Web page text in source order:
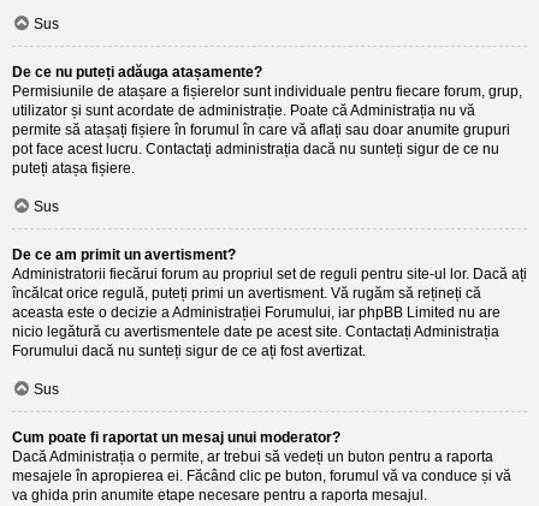
Sus
De ce nu puteți adăuga atașamente?
Permisiunile de atașare a fișierelor sunt individuale pentru fiecare forum, grup,
utilizator și sunt acordate de administrație. Poate că Administrația nu vă
permite să atașați fișiere în forumul în care vă aflați sau doar anumite grupuri
pot face acest lucru. Contactați administrația dacă nu sunteți sigur de ce nu
puteți atașa fișiere.
Sus
De ce am primit un avertisment?
Administratorii fiecărui forum au propriul set de reguli pentru site-ul lor. Dacă ați
încălcat orice regulă, puteți primi un avertisment. Vă rugăm să rețineți că
aceasta este o decizie a Administrației Forumului, iar phpBB Limited nu are
nicio legătură cu avertismentele date pe acest site. Contactați Administrația
Forumului dacă nu sunteți sigur de ce ați fost avertizat.
Sus
Cum poate fi raportat un mesaj unui moderator?
Dacă Administrația o permite, ar trebui să vedeți un buton pentru a raporta
mesajele în apropierea ei. Făcând clic pe buton, forumul vă va conduce și vă
va ghida prin anumite etape necesare pentru a raporta mesajul.